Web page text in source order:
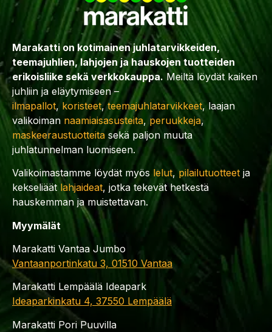
Marakatti on kotimainen juhlatarvikkeiden,
teemajuhlien, lahjojen ja hauskojen tuotteiden
erikoisliike sekä verkkokauppa. Meiltä löydät kaiken
juhliin ja eläytymiseen –
ilmapallot, koristeet,teemajuhlatarvikkeet, laajan
valikoiman naamiaisasusteita, peruukkeja,
maskeeraustuotteita sekä paljon muuta
juhlatunnelman luomiseen.
Valikoimastamme löydät myös lelut,pilailutuotteet ja
kekseliäät lahjaideat, jotka tekevät hetkestä
hauskemman ja muistettavan.
Myymälät
Marakatti Vantaa Jumbo
Vantaanportinkatu 3, 01510 Vantaa
Marakatti Lempäälä Ideapark
Ideaparkinkatu 4, 37550 Lempäälä
Marakatti Pori Puuvilla